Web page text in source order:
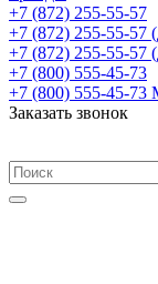
+7 (872) 255-55-57
+7 (872) 255-55-57
+7 (872) 255-55-57
+7 (800) 555-45-73
+7 (800) 555-45-73
Заказать звонок